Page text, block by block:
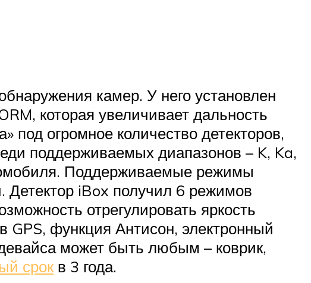
камер. У него установлен
которая увеличивает дальность
под огромное количество детекторов,
поддерживаемых диапазонов – K, Ka,
Поддерживаемые режимы
Детектор iBox получил 6 режимов
отрегулировать яркость
GPS, функция Антисон, электронный
может быть любым – коврик,
срок в 3 года.